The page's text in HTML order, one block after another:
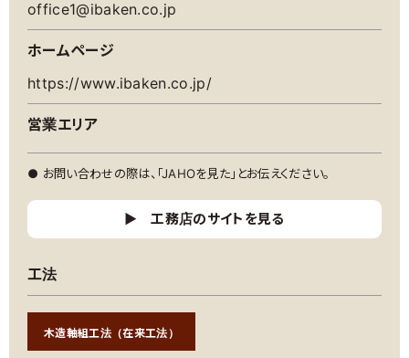
office1@ibaken.co.jp
ホームページ
https://www.ibaken.co.jp/
営業エリア
● お問い合わせの際は、「JAHOを見た」とお伝えください。
工務店のサイトを見る
工法
木造軸組工法（在来工法）